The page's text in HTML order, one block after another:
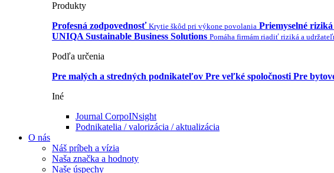
Produkty
Profesná zodpovednosť Krytie škôd pri výkone povolania Priemyselné riziká
UNIQA Sustainable Business Solutions Pomáha firmám riadiť riziká a
Podľa určenia
Pre malých a stredných podnikateľov Pre veľké spoločnosti Pre
Iné
Journal CorpoINsight
Podnikatelia / valorizácia / aktualizácia
O nás
Náš príbeh a vízia
Naša značka a hodnoty
Naše úspechy